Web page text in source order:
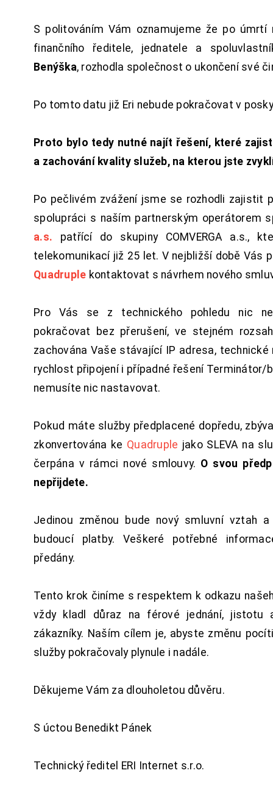
S politováním Vám oznamujeme že po úmrtí
finančního ředitele, jednatele a
Benýška, rozhodla společnost o ukončení své
Po tomto datu již Eri nebude pokračovat v
Proto bylo tedy nutné najít řešení, které
a zachování kvality služeb, na kterou jste
Po pečlivém zvážení jsme se rozhodli zajistit
spolupráci s naším partnerským operátorem
a.s. patřící do skupiny COMVERGA a.s.,
telekomunikací již 25 let. V nejbližší době Vás
Quadruple kontaktovat s návrhem nového
Pro Vás se z technického pohledu nic
pokračovat bez přerušení, ve stejném
zachována Vaše stávající IP adresa, technické
rychlost připojení i případné řešení Terminátor/
nemusíte nic nastavovat.
Pokud máte služby předplacené dopředu,
zkonvertována ke Quadruple jako SLEVA na
čerpána v rámci nové smlouvy. O svou
nepřijdete.
Jedinou změnou bude nový smluvní vztah
budoucí platby. Veškeré potřebné
předány.
Tento krok činíme s respektem k odkazu
vždy kladl důraz na férové jednání, jistotu
zákazníky. Naším cílem je, abyste změnu
služby pokračovaly plynule i nadále.
Děkujeme Vám za dlouholetou důvěru.
S úctou Benedikt Pánek
Technický ředitel ERI Internet s.r.o.